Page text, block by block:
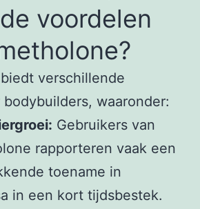
voordelen
verschillende
waaronder:
Gebruikers van
rapporteren vaak een
toename in
in een kort tijdsbestek.